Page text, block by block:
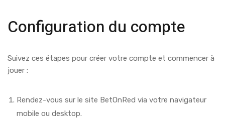
Configuration du compte
Suivez ces étapes pour créer votre compte et commencer à
jouer :
Rendez-vous sur le site BetOnRed via votre navigateur
mobile ou desktop.